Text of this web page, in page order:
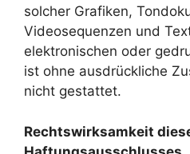
solcher Grafiken,
Videosequenzen und
elektronischen oder
ist ohne ausdrückliche
nicht gestattet.
Rechtswirksamkeit